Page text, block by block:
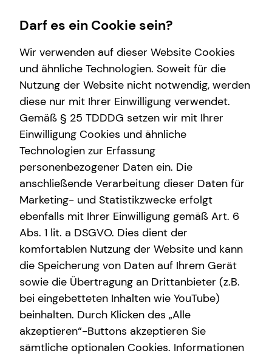
Karriere-Infos
Karrierechancen
Initiativbewerbung
Wissenswertes
Über tecis
teamzukunft
Interview
Über mich
Finanzberatung
Videoberatung
Spezialisten-Netzwerk
Private Krankenvorsorge
Immobilienfinanzierung
Betriebliche Altersvorsorge
Investment
Kapitalanlage Immobilien
Altersvorsorge
Gewerbliche Versicherungen
Arbeitskraftabsicherung
Service
Kundenportal
Schadenabwicklung
Impressum
Robin Wohnhas
Selbstständiger Repräsentant für die tecis
Finanzdienstleistungen AG
Magirus-Deutz-Straße 18
89077 Ulm
Mobil: +49 (173) 1564492
E-Mail:robin.wohnhas@tecis.de
Verantwortlicher im Sinne des § 18 Abs. 2
MStV
Robin Wohnhas
Magirus-Deutz-Straße 18
89077 Ulm
Darf es ein Cookie sein?
Wir verwenden auf dieser Website Cookies
und ähnliche Technologien. Soweit für die
Nutzung der Website nicht notwendig, werden
diese nur mit Ihrer Einwilligung verwendet.
Gemäß § 25 TDDDG setzen wir mit Ihrer
Einwilligung Cookies und ähnliche
Technologien zur Erfassung
personenbezogener Daten ein. Die
anschließende Verarbeitung dieser Daten für
Marketing- und Statistikzwecke erfolgt
ebenfalls mit Ihrer Einwilligung gemäß Art. 6
Abs. 1 lit. a DSGVO. Dies dient der
komfortablen Nutzung der Website und kann
die Speicherung von Daten auf Ihrem Gerät
sowie die Übertragung an Drittanbieter (z.B.
bei eingebetteten Inhalten wie YouTube)
beinhalten. Durch Klicken des „Alle
akzeptieren“-Buttons akzeptieren Sie
sämtliche optionalen Cookies. Informationen